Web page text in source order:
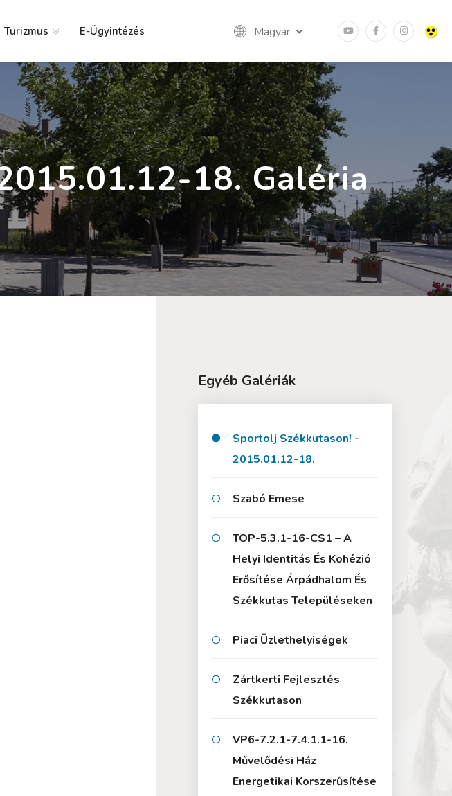
Magyar
Turizmus E-Ügyintézés
18. Galéria
Egyéb Galériák
Sportolj Székkutason! -
2015.01.12-18.
Szabó Emese
TOP-5.3.1-16-CS1 – A
Helyi Identitás És Kohézió
Erősítése Árpádhalom És
Székkutas Településeken
Piaci Üzlethelyiségek
Zártkerti Fejlesztés
Székkutason
VP6-7.2.1-7.4.1.1-16.
Művelődési Ház
Energetikai Korszerűsítése